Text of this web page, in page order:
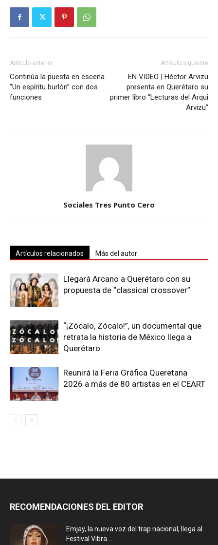
Artículo anterior
Continúa la puesta en escena
“Un espíritu burlón” con dos
funciones
Artículo siguiente
EN VIDEO | Héctor Arvizu
presenta en Querétaro su
primer libro “Lecturas del Arqui
Arvizu”
Sociales Tres Punto Cero
Artículos relacionados Más del autor
Llegará Arcano a Querétaro con su
propuesta de “classical crossover”
“¡Zócalo, Zócalo!”, un documental que
retrata la historia de México llega a
Querétaro
Reunirá la Feria Gráfica Queretana
2026 a más de 80 artistas en el CEART
RECOMENDACIONES DEL EDITOR
Emjay, la nueva voz del trap nacional, llega al
Festival Vibra...